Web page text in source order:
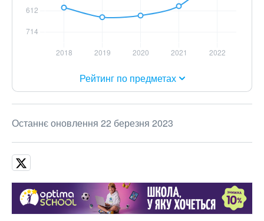
Рейтинг по предметах
Останнє оновлення 22 березня 2023